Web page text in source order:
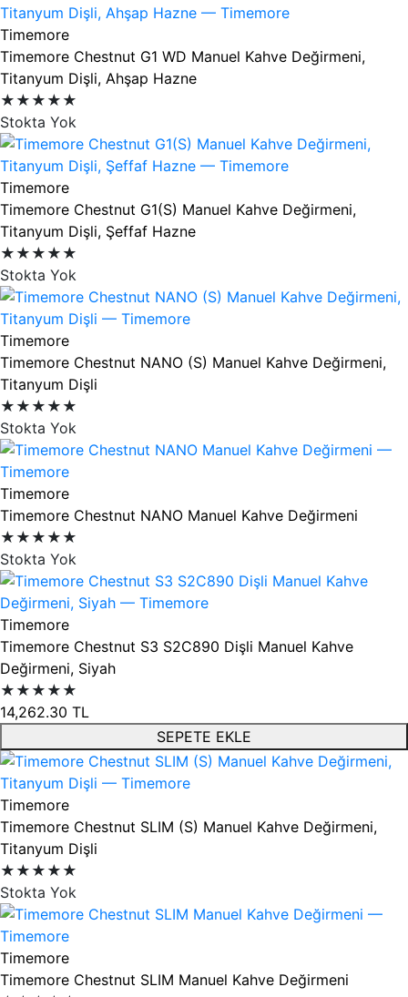
Timemore
Timemore Chestnut G1 WD Manuel Kahve Değirmeni,
Titanyum Dişli, Ahşap Hazne
★★★★★
Stokta Yok
Timemore
Timemore Chestnut G1(S) Manuel Kahve Değirmeni,
Titanyum Dişli, Şeffaf Hazne
★★★★★
Stokta Yok
Timemore
Timemore Chestnut NANO (S) Manuel Kahve Değirmeni,
Titanyum Dişli
★★★★★
Stokta Yok
Timemore
Timemore Chestnut NANO Manuel Kahve Değirmeni
★★★★★
Stokta Yok
Timemore
Timemore Chestnut S3 S2C890 Dişli Manuel Kahve
Değirmeni, Siyah
★★★★★
14,262.30 TL
SEPETE EKLE
Timemore
Timemore Chestnut SLIM (S) Manuel Kahve Değirmeni,
Titanyum Dişli
★★★★★
Stokta Yok
Timemore
Timemore Chestnut SLIM Manuel Kahve Değirmeni